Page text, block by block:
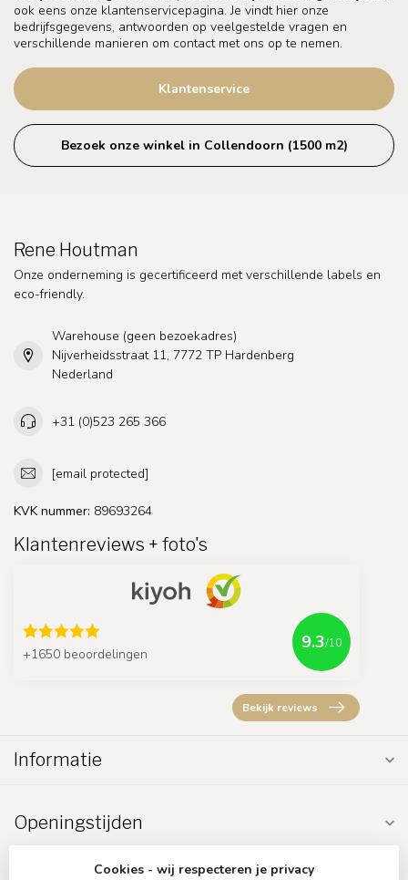
ook eens onze klantenservicepagina. Je vindt hier onze
bedrijfsgegevens, antwoorden op veelgestelde vragen en
verschillende manieren om contact met ons op te nemen.
Klantenservice
Bezoek onze winkel in Collendoorn (1500 m2)
Rene Houtman
Onze onderneming is gecertificeerd met verschillende labels en
eco-friendly.
Warehouse (geen bezoekadres)
Nijverheidsstraat 11, 7772 TP Hardenberg
Nederland
+31 (0)523 265 366
[email protected]
KVK nummer: 89693264
Klantenreviews + foto's
+1650 beoordelingen
9.3/10
Bekijk reviews
Informatie
Openingstijden
Cookies - wij respecteren je privacy